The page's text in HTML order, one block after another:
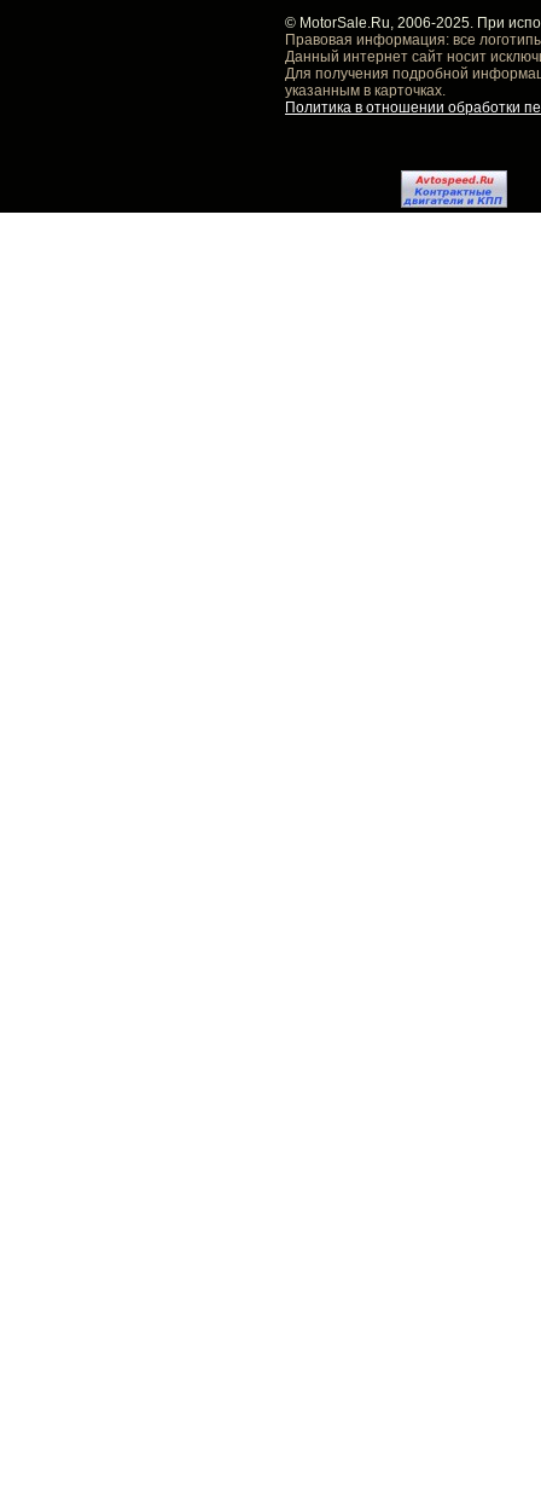
© MotorSale.Ru, 2006-2025. При
Правовая информация: все
Данный интернет сайт носит
Для получения подробной
указанным в карточках.
Политика в отношении обработки